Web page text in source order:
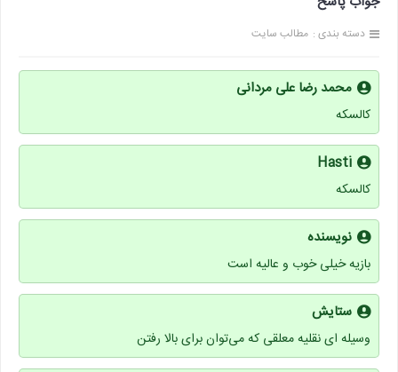
دسته بندی : مطالب سایت
محمد رضا علی مردانی
کالسکه
Hasti
کالسکه
نویسنده
بازیه خیلی خوب و عالیه است
ستایش
وسیله ای نقلیه معلقی که می‌توان برای بالا رفتن